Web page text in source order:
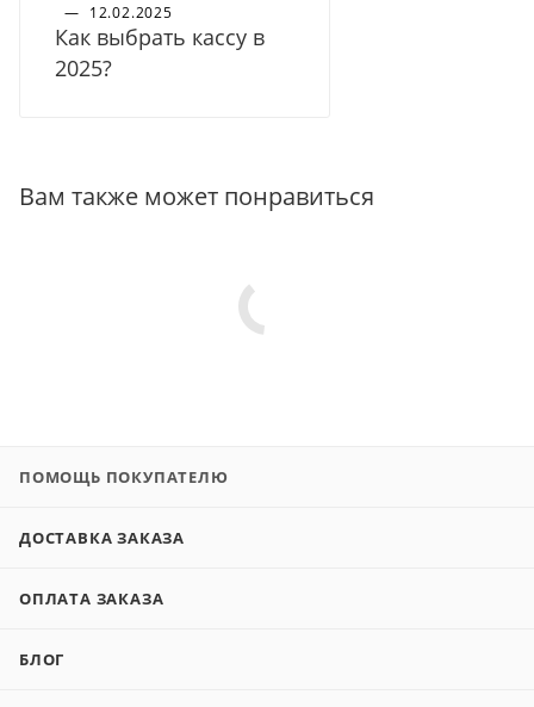
— 12.02.2025
Как выбрать кассу в
2025?
Вам также может понравиться
ПОМОЩЬ ПОКУПАТЕЛЮ
ДОСТАВКА ЗАКАЗА
ОПЛАТА ЗАКАЗА
БЛОГ